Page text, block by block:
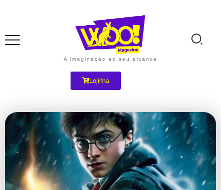
A imaginação ao seu alcance
Lojinha